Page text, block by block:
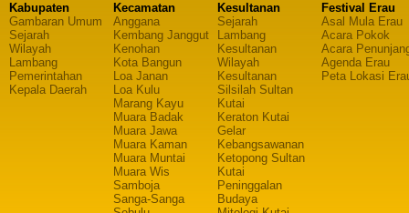
Kabupaten
Gambaran Umum
Sejarah
Wilayah
Lambang
Pemerintahan
Kepala Daerah
Kecamatan
Anggana
Kembang Janggut
Kenohan
Kota Bangun
Loa Janan
Loa Kulu
Marang Kayu
Muara Badak
Muara Jawa
Muara Kaman
Muara Muntai
Muara Wis
Samboja
Sanga-Sanga
Kesultanan
Sejarah
Lambang
Kesultanan
Wilayah
Kesultanan
Silsilah Sultan
Kutai
Keraton Kutai
Gelar
Kebangsawanan
Ketopong Sultan
Kutai
Peninggalan
Budaya
Festival Erau
Asal Mula Erau
Acara Pokok
Acara
Agenda Erau
Peta Lokasi